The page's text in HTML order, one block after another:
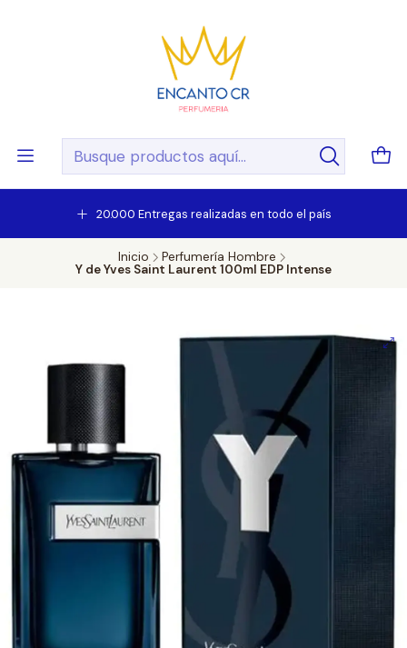
20.000 Entregas realizadas en todo el país
Inicio
Perfumería Hombre
Y de Yves Saint Laurent 100ml EDP Intense